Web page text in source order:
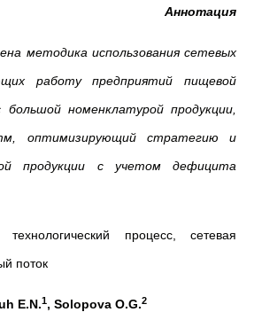
Аннотация
методика использования сетевых
работу предприятий пищевой
номенклатурой продукции,
оптимизирующий стратегию и
продукции с учетом дефицита
технологический процесс, сетевая
поток
E.N.1, Solopova O.G.2